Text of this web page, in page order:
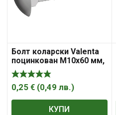
Болт коларски Valenta
поцинкован M10x60 мм,
4.8, 1.5 мм, DIN 603
0,25 € (0,49 лв.)
КУПИ